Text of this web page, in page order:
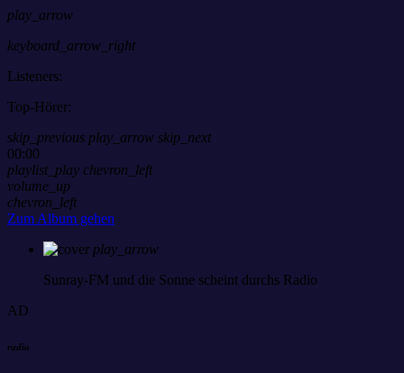
play_arrow
keyboard_arrow_right
Listeners:
Top-Hörer:
skip_previous play_arrow skip_next
00:00
playlist_play chevron_left
volume_up
chevron_left
Zum Album gehen
play_arrow
Sunray-FM und die Sonne scheint durchs Radio
AD
radio